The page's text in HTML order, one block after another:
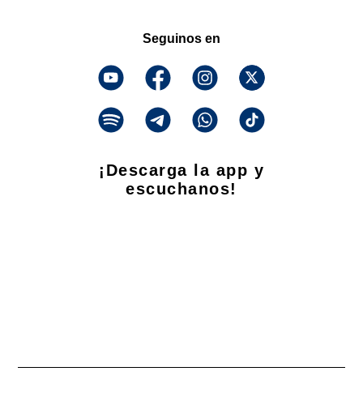
Seguinos en
¡Descarga la app y
escuchanos!